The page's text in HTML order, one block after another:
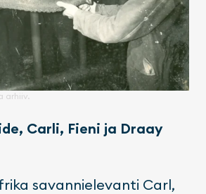
arhiiv.
Carli, Fieni ja Draay
savannielevanti Carl,